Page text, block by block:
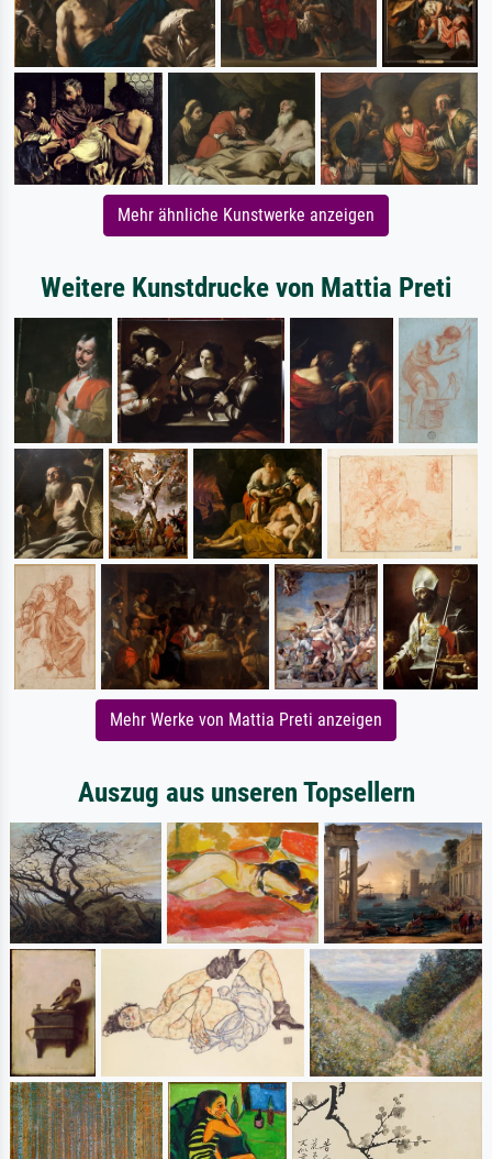
Mehr ähnliche Kunstwerke anzeigen
Weitere Kunstdrucke von Mattia Preti
Mehr Werke von Mattia Preti anzeigen
Auszug aus unseren Topsellern